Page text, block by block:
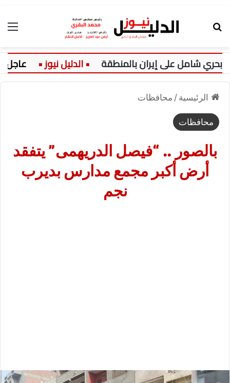
عاجل:
الرئيسية / محافظات
محافظات
بالصور .. “فيصل الدريهمى” يتفقد
أرض أكبر مجمع مدارس بديرب
نجم